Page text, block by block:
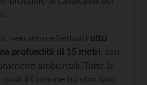
verranno effettuati otto
profondità di 15 metri , con
ambientali. Tutte le
il Comune ha stanziato